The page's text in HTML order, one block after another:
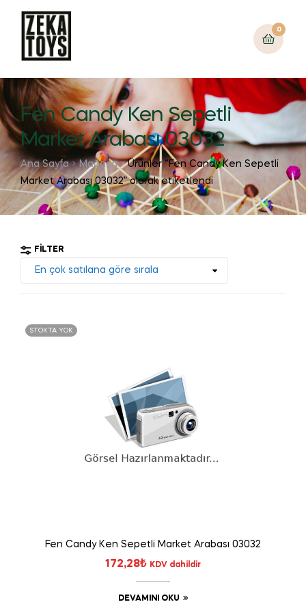
0
Fen Candy Ken Sepetli
Market Arabası 03032
Ana Sayfa Mağaza
Ürünler “Fen Candy Ken Sepetli
Market Arabası 03032” olarak etiketlendi
FILTER
STOKTA YOK
Fen Candy Ken Sepetli Market Arabası 03032
172,28₺ KDV dahildir
DEVAMINI OKU